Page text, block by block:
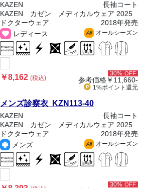
KAZEN
長袖コート
KAZEN カゼン メディカルウェア 2025
ドクターウェア
2018年発売
レディース
All オールシーズン
￥8,162(税込)
30% OFF
参考価格￥11,660-
1%ポイント 還元
メンズ診察衣 KZN113-40
KAZEN
長袖コート
KAZEN カゼン メディカルウェア 2025
ドクターウェア
2018年発売
メンズ
All オールシーズン
30% OFF